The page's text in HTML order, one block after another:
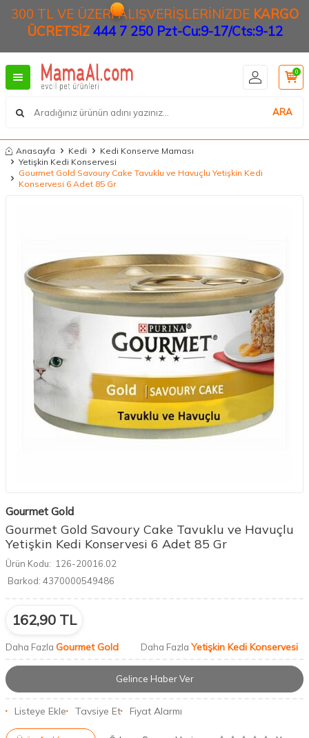
300 TL VE ÜZERİ ALIŞVERİŞLERİNİZDE KARGO
ÜCRETSİZ444 7 250 Pzt-Cu:9-17/Cts:9-12
ARA
0
Anasayfa Kedi
Kedi Konserve Maması
Yetişkin Kedi Konservesi
Gourmet Gold Savoury Cake Tavuklu ve Havuçlu Yetişkin Kedi
Konservesi 6 Adet 85 Gr
Gourmet Gold
Gourmet Gold Savoury Cake Tavuklu ve Havuçlu
Yetişkin Kedi Konservesi 6 Adet 85 Gr
Ürün Kodu: 126-20016.02
Barkod: 4370000549486
162,90 TL
Daha Fazla Gourmet Gold Daha Fazla Yetişkin Kedi Konservesi
Gelince Haber Ver
Listeye Ekle Tavsiye Et Fiyat Alarmı